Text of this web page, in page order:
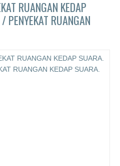
RUANGAN KEDAP
PENYEKAT RUANGAN